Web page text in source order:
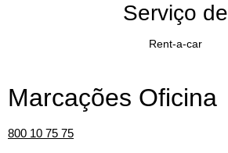
Serviço de
Rent-a-car
Marcações Oficina
800 10 75 75